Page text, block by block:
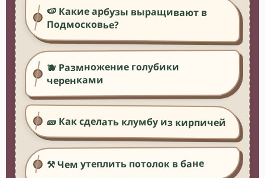
🍉 Какие арбузы выращивают в
Подмосковье?
🫐 Размножение голубики
черенками
🧱 Как сделать клумбу из кирпичей
⚒️ Чем утеплить потолок в бане